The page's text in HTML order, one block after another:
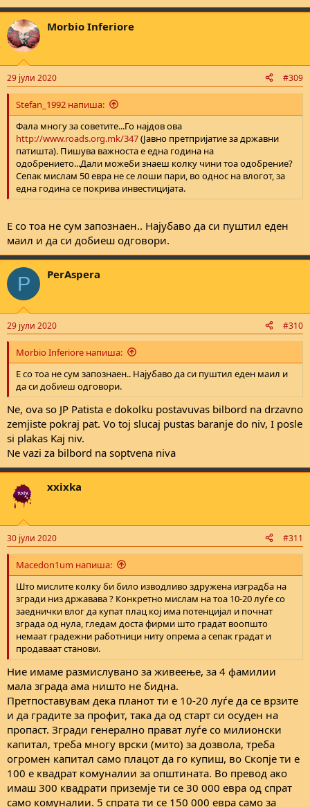
Morbio Inferiore
29 јули 2020 #309
Stefan_1992 напиша:
Фала многу за советите...Го најдов ова
http://www.roads.org.mk/347(Јавно претпријатие за државни
патишта). Пишува важноста е една година на
одобрението...Дали можеби знаеш колку чини тоа одобрение?
Сепак мислам 50 евра не се лоши пари, во однос на влогот, за
една година се покрива инвестицијата.
Е со тоа не сум запознаен.. Најубаво да си пуштил еден
маил и да си добиеш одговори.
P PerAspera
29 јули 2020 #310
Morbio Inferiore напиша:
Е со тоа не сум запознаен.. Најубаво да си пуштил еден маил и
да си добиеш одговори.
Ne, ova so JP Patista e dokolku postavuvas bilbord na drzavno
zemjiste pokraj pat. Vo toj slucaj pustas baranje do niv, I posle
si plakas Kaj niv.
Ne vazi za bilbord na soptvena niva
xxixka
30 јули 2020 #311
Macedon1um напиша:
Што мислите колку би било изводливо здружена изградба на
згради низ државава ? Конкретно мислам на тоа 10-20 луѓе со
заеднички влог да купат плац кој има потенцијал и почнат
зграда од нула, гледам доста фирми што градат воопшто
немаат градежни работници ниту опрема а сепак градат и
продаваат станови.
Ние имаме размислувано за живеење, за 4 фамилии
мала зграда ама ништо не бидна.
Претпоставувам дека планот ти е 10-20 луѓе да се врзите
и да градите за профит, така да од старт си осуден на
пропаст. Згради генерално прават луѓе со милионски
капитал, треба многу врски (мито) за дозвола, треба
огромен капитал само плацот да го купиш, во Скопје ти е
100 е квадрат комуналии за општината. Во превод ако
имаш 300 квадрати приземје ти се 30 000 евра од спрат
само комуналии. 5 спрата ти се 150 000 евра само за